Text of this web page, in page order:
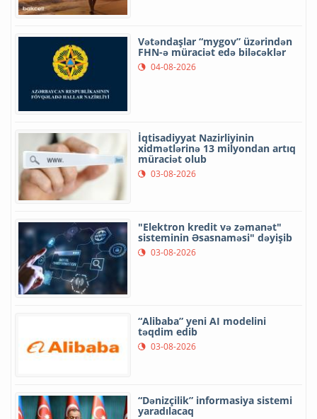
Vətəndaşlar “mygov” üzərindən
FHN-ə müraciət edə biləcəklər
04-08-2026
İqtisadiyyat Nazirliyinin
xidmətlərinə 13 milyondan artıq
müraciət olub
03-08-2026
"Elektron kredit və zəmanət"
sisteminin Əsasnaməsi" dəyişib
03-08-2026
“Alibaba” yeni AI modelini
təqdim edib
03-08-2026
“Dənizçilik” informasiya sistemi
yaradılacaq